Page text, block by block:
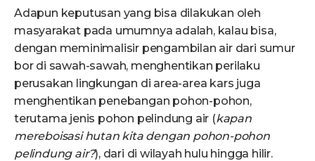
Adapun keputusan yang bisa dilakukan oleh
masyarakat pada umumnya adalah, kalau bisa,
dengan meminimalisir pengambilan air dari sumur
bor di sawah-sawah, menghentikan perilaku
perusakan lingkungan di area-area kars juga
menghentikan penebangan pohon-pohon,
terutama jenis pohon pelindung air (kapan
mereboisasi hutan kita dengan pohon-pohon
pelindung air?), dari di wilayah hulu hingga hilir.